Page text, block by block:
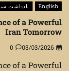
English یادداشت
of a Powerful
Iran Tomorrow
03/03/2026
0
of a Powerful